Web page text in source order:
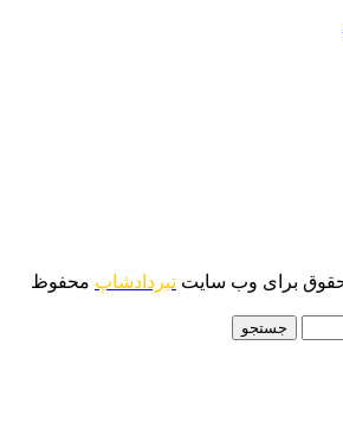
تیردادشاپ محفوظ
جستجو